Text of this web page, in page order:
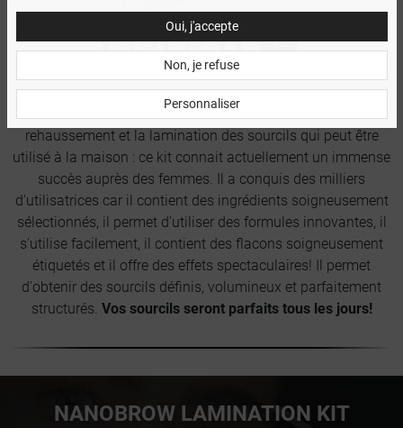
Le Nanobrow Lamination Kit est un kit conçu pour le
rehaussement et la lamination des sourcils qui peut être
utilisé à la maison : ce kit connait actuellement un immense
succès auprès des femmes. Il a conquis des milliers
d'utilisatrices car il contient des ingrédients soigneusement
sélectionnés, il permet d'utiliser des formules innovantes, il
s'utilise facilement, il contient des flacons soigneusement
étiquetés et il offre des effets spectaculaires! Il permet
d'obtenir des sourcils définis, volumineux et parfaitement
structurés. Vos sourcils seront parfaits tous les jours!
NANOBROW LAMINATION KIT
Oui, j'accepte
Non, je refuse
Personnaliser